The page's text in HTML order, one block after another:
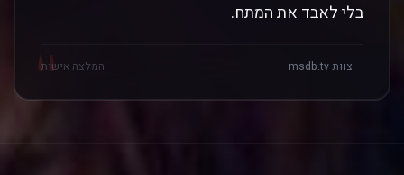
"
בלי לאבד את המתח.
— צוות msdb.tv המלצה אישית